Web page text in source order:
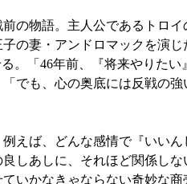
の物語。主人公であるトロイ
の妻・アンドロマックを演じ
。「46年前、『将来やりた
でも、心の奥底には反戦の
えば、どんな感情で『いい
しあしに、それほど関係し
いかなきゃならない奇妙な商